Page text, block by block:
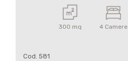
300 mq 4 Camere
Cod. 581